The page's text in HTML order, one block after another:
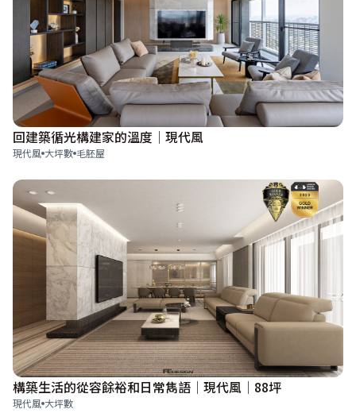
回建築循光構建家的溫度│現代風
現代風 大坪數 毛胚屋
構築生活的從容餘裕和日常雋語│現代風│88坪
現代風 大坪數